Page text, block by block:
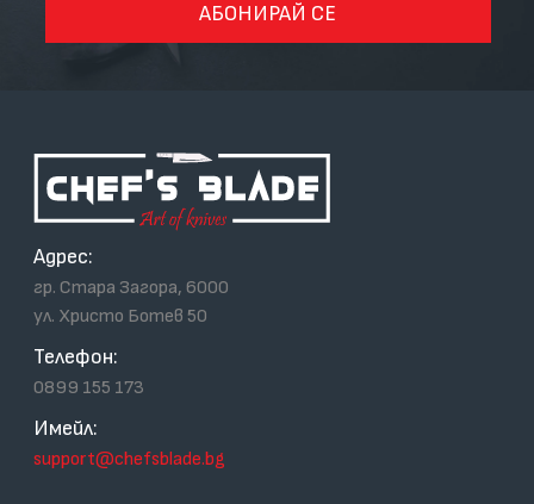
АБОНИРАЙ СЕ
Адрес:
гр. Стара Загора, 6000
ул. Христо Ботев 50
Телефон:
0899 155 173
Имейл:
support@chefsblade.bg